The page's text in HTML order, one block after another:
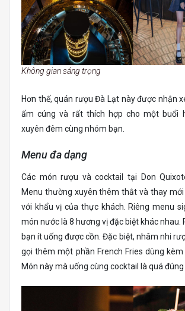
Không gian sáng trọng
Hơn thế, quán rượu Đà Lạt này được nhận
ấm cúng và rất thích hợp cho một buổi
xuyên đêm cùng nhóm bạn.
Menu đa dạng
Các món rượu và cocktail tại Don
Menu thường xuyên thêm thắt và thay mới
với khẩu vị của thực khách. Riêng menu
món nước là 8 hương vị đặc biệt khác nhau.
bạn ít uống được cồn. Đặc biệt, nhâm nhi
gọi thêm một phần French Fries dùng
Món này mà uống cùng cocktail là quá đúng